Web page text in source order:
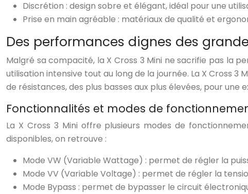
Discrétion : design sobre et élégant, idéal pour une
Prise en main agréable : matériaux de qualité et
Des performances dignes des
Malgré sa compacité, la X Cross 3 Mini ne sacrifie pas la
utilisation intensive tout au long de la journée. La X Cross
de résistances, des plus basses aux plus élevées, pour
Fonctionnalités et modes de
La X Cross 3 Mini offre plusieurs modes de
disponibles, on retrouve :
Mode VW (Variable Wattage) : permet de régler la
Mode VV (Variable Voltage) : permet de régler la
Mode Bypass : permet de bypasser le circuit